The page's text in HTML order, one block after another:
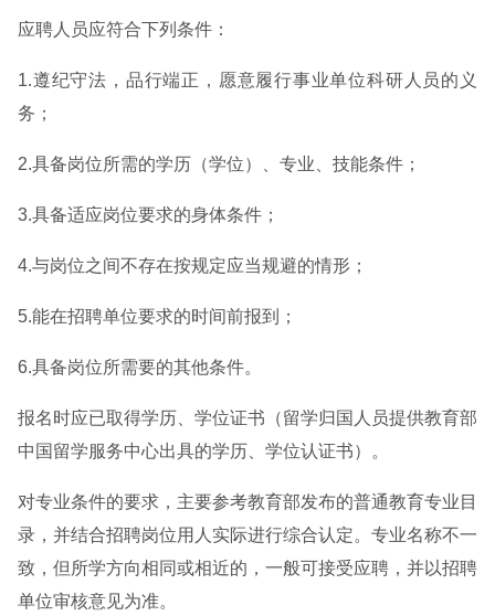
应聘人员应符合下列条件：
1.遵纪守法，品行端正，愿意履行事业单位科研人员的义
务；
2.具备岗位所需的学历（学位）、专业、技能条件；
3.具备适应岗位要求的身体条件；
4.与岗位之间不存在按规定应当规避的情形；
5.能在招聘单位要求的时间前报到；
6.具备岗位所需要的其他条件。
报名时应已取得学历、学位证书（留学归国人员提供教育部
中国留学服务中心出具的学历、学位认证书）。
对专业条件的要求，主要参考教育部发布的普通教育专业目
录，并结合招聘岗位用人实际进行综合认定。专业名称不一
致，但所学方向相同或相近的，一般可接受应聘，并以招聘
单位审核意见为准。